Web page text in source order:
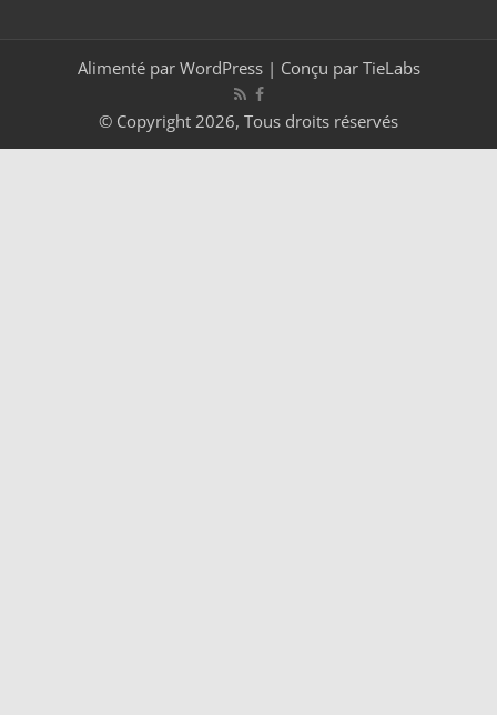
Alimenté par WordPress| Conçu par TieLabs
© Copyright 2026, Tous droits réservés